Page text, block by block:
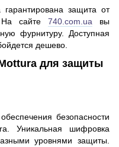
защита от
На сайте 740.com.ua вы
фурнитуру. Доступная
дешево.
для защиты
безопасности
Уникальная шифровка
уровнями защиты.